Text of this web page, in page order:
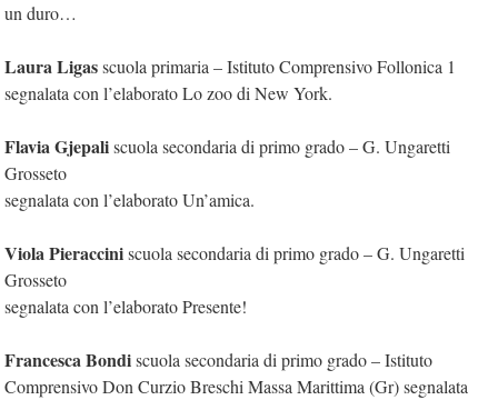
un duro…
Laura Ligasscuola primaria – Istituto Comprensivo Follonica 1
segnalata con l’elaborato Lo zoo di New York.
Flavia Gjepaliscuola secondaria di primo grado – G. Ungaretti
Grosseto
segnalata con l’elaborato Un’amica.
Viola Pieracciniscuola secondaria di primo grado – G. Ungaretti
Grosseto
segnalata con l’elaborato Presente!
Francesca Bondiscuola secondaria di primo grado – Istituto
Comprensivo Don Curzio Breschi Massa Marittima (Gr) segnalata